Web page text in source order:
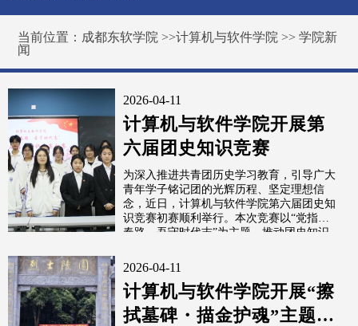
当前位置： 成都东软学院 >>计算机与软件学院 >>学院新
闻
2026-04-11
计算机与软件学院开展第
六届团史知识竞赛
为深入推进共青团历史学习教育，引导广大
青年学子铭记团的光辉历程、坚定理想信
念，近日，计算机与软件学院第六届团史知
识竞赛初赛顺利举行。本次竞赛以“党指青
春路，吾守时代志”为主题，推动团史知识
2026-04-11
计算机与软件学院开展“擦
拭墓碑・描金护魂”主题志